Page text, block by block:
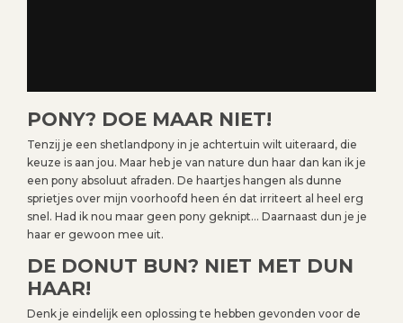
PONY? DOE MAAR NIET!
Tenzij je een shetlandpony in je achtertuin wilt uiteraard, die
keuze is aan jou. Maar heb je van nature dun haar dan kan ik je
een pony absoluut afraden. De haartjes hangen als dunne
sprietjes over mijn voorhoofd heen én dat irriteert al heel erg
snel. Had ik nou maar geen pony geknipt… Daarnaast dun je je
haar er gewoon mee uit.
DE DONUT BUN? NIET MET DUN
HAAR!
Denk je eindelijk een oplossing te hebben gevonden voor de